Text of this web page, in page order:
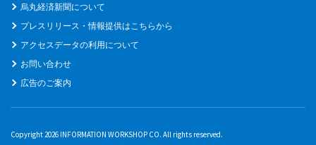
烏丸経済新聞について
プレスリリース・情報提供はこちらから
アクセスデータの利用について
お問い合わせ
広告のご案内
Copyright 2026 INFORMATION WORKSHOP CO. All rights reserved.